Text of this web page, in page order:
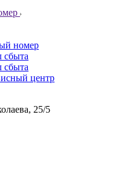
номер
сбыта
сбыта
центр
25/5